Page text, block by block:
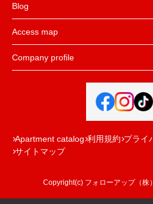
Blog
Access map
Company profile
Apartment catalog 利用規約 プライ
サイトマップ
Copyright(c) フォローアップ（株